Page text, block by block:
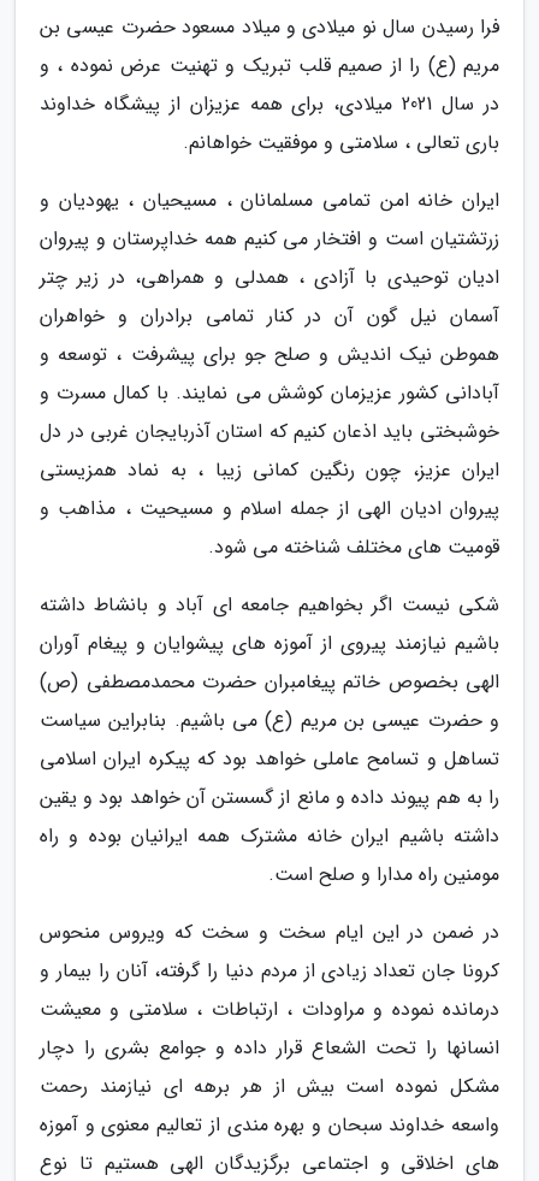
فرا رسیدن سال نو میلادی و میلاد مسعود حضرت عیسی بن
مریم (ع) را از صمیم قلب تبریک و تهنیت عرض نموده ، و
در سال 2021 میلادی، برای همه عزیزان از پیشگاه خداوند
باری تعالی ، سلامتی و موفقیت خواهانم.
ایران خانه امن تمامی مسلمانان ، مسیحیان ، یهودیان و
زرتشتیان است و افتخار می کنیم همه خداپرستان و پیروان
ادیان توحیدی با آزادی ، همدلی و همراهی، در زیر چتر
آسمان نیل گون آن در کنار تمامی برادران و خواهران
هموطن نیک اندیش و صلح جو برای پیشرفت ، توسعه و
آبادانی کشور عزیزمان کوشش می نمایند. با کمال مسرت و
خوشبختی باید اذعان کنیم که استان آذربایجان غربی در دل
ایران عزیز، چون رنگین کمانی زیبا ، به نماد همزیستی
پیروان ادیان الهی از جمله اسلام و مسیحیت ، مذاهب و
قومیت های مختلف شناخته می شود.
شکی نیست اگر بخواهیم جامعه ای آباد و بانشاط داشته
باشیم نیازمند پیروی از آموزه های پیشوایان و پیغام آوران
الهی بخصوص خاتم پیغامبران حضرت محمدمصطفی (ص)
و حضرت عیسی بن مریم (ع) می باشیم. بنابراین سیاست
تساهل و تسامح عاملی خواهد بود که پیکره ایران اسلامی
را به هم پیوند داده و مانع از گسستن آن خواهد بود و یقین
داشته باشیم ایران خانه مشترک همه ایرانیان بوده و راه
مومنین راه مدارا و صلح است.
در ضمن در این ایام سخت و سخت که ویروس منحوس
کرونا جان تعداد زیادی از مردم دنیا را گرفته، آنان را بیمار و
درمانده نموده و مراودات ، ارتباطات ، سلامتی و معیشت
انسانها را تحت الشعاع قرار داده و جوامع بشری را دچار
مشکل نموده است بیش از هر برهه ای نیازمند رحمت
واسعه خداوند سبحان و بهره مندی از تعالیم معنوی و آموزه
های اخلاقی و اجتماعی برگزیدگان الهی هستیم تا نوع